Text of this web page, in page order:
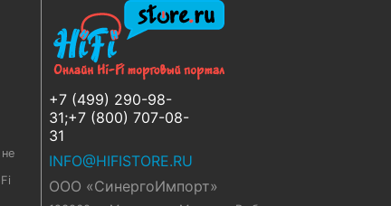
+7 (499) 290-98-
31;+7 (800) 707-08-
31
INFO@HIFISTORE.RU
ООО «СинергоИмпорт»